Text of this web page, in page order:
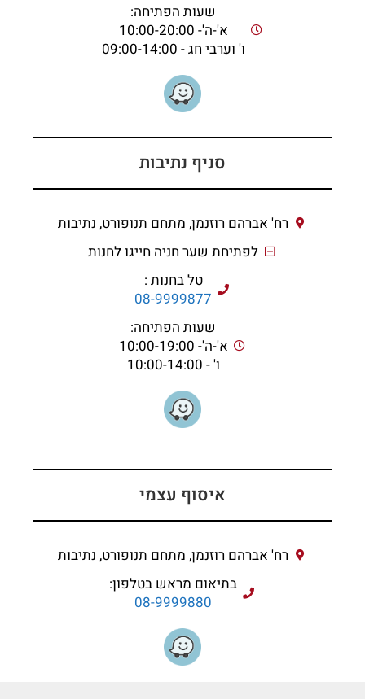
שעות הפתיחה:
א'-ה'- 10:00-20:00
ו' וערבי חג - 09:00-14:00
סניף נתיבות
רח' אברהם רוזנמן, מתחם תנופורט, נתיבות
לפתיחת שער חניה חייגו לחנות
טל בחנות :
08-9999877
שעות הפתיחה:
א'-ה'- 10:00-19:00
ו' - 10:00-14:00
איסוף עצמי
רח' אברהם רוזנמן, מתחם תנופורט, נתיבות
בתיאום מראש בטלפון:
08-9999880